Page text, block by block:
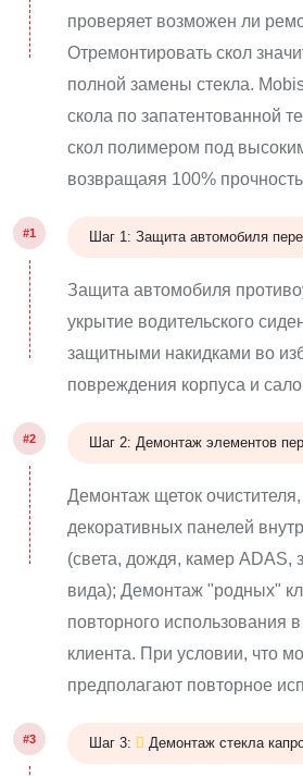
проверяет возможен ли
Отремонтировать скол
полной замены стекла.
скола по запатентованной
скол полимером под
возвращаяя 100% прочность
#1 Шаг 1: Защита автомобиля
Защита автомобиля
укрытие водительского
защитными накидками во
повреждения корпуса и
#2 Шаг 2: Демонтаж элементов
Демонтаж щеток
декоративных панелей
(света, дождя, камер ADAS,
вида); Демонтаж "родных"
повторного использования
клиента. При условии, что
предполагают повторное
#3 Шаг 3: Демонтаж стекла